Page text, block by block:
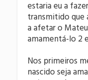
estaria eu a
transmitido que
a afetar o
amamentá-lo 2
Nos primeiros
nascido seja